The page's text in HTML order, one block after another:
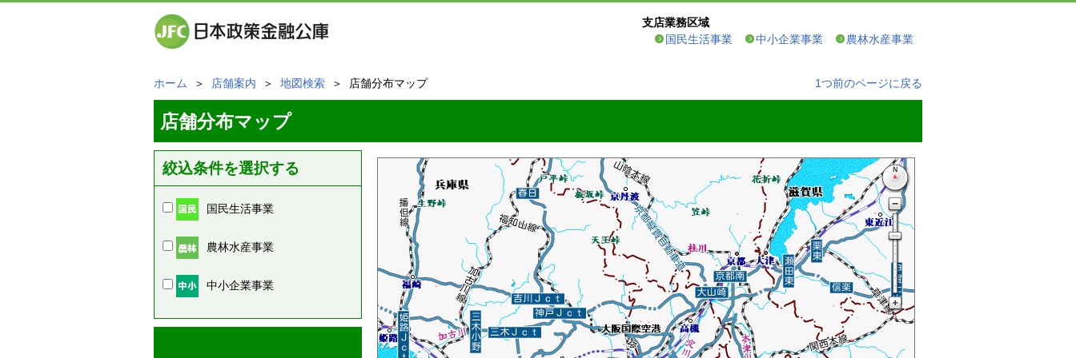
支店業務区域
国民生活事業
中小企業事業 農林水産事業
ホーム ＞ 店舗案内 ＞ 地図検索 ＞ 店舗分布マップ 1つ前のページに戻る
店舗分布マップ
絞込条件を選択する
国民生活事業
農林水産事業
中小企業事業